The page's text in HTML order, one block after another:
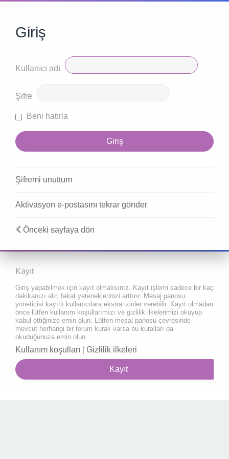
Giriş
Kullanıcı adı
Şifre
Beni hatırla
Şifremi unuttum
Aktivasyon e-postasını tekrar gönder
Önceki sayfaya dön
Kayıt
Giriş yapabilmek için kayıt olmalısınız. Kayıt işlemi sadece bir kaç
dakikanızı alır, fakat yeteneklerinizi arttırır. Mesaj panosu
yöneticisi kayıtlı kullanıcılara ekstra izinler verebilir. Kayıt olmadan
önce lütfen kullanım koşullarımızı ve gizlilik ilkelerimizi okuyup
kabul ettiğinize emin olun. Lütfen mesaj panosu çevresinde
mevcut herhangi bir forum kuralı varsa bu kuralları da
okuduğunuza emin olun.
Kullanım koşulları Gizlilik ilkeleri
Kayıt